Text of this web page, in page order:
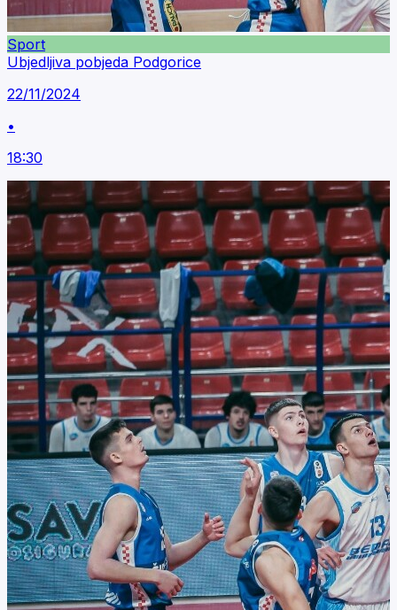
Sport
Ubjedljiva pobjeda Podgorice
22/11/2024
•
18:30